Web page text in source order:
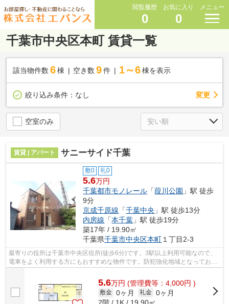
閲覧履歴
0
お気に入り
0
メニュー
千葉市中央区本町 賃貸一覧
該当物件数 6棟 空き数 9 件 1～6 棟を表示
絞り込み条件： なし 変更
空室のみ
賃貸 | アパート サニーサイド千葉
敷0 礼0
5.6万円
千葉都市モノレール 「葭川公園 」駅 徒歩
9分
京成千原線 「千葉中央 」駅 徒歩13分
内房線 「本千葉 」駅 徒歩19分
築17年 / 19.90㎡
千葉県千葉市中央区本町１丁目2-3
最寄りの役所は千葉市中央区役所(徒歩6分)です。3駅以上利用可能なので、
電車をよく利用する方にもおすすめな物件です。防犯強化地域となっており
5.6万円 (管理費等：4,000円 )
敷金 0ヶ月 礼金 0ヶ月